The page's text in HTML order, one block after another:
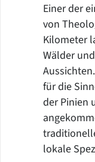
Einer der
von
Kilometer
Wälder
für die
der Pinien
lokale